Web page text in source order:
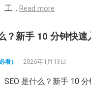
工… Read more
？新手 10 分钟快
看） 2026年1月13日
SEO 是什么？新手 10